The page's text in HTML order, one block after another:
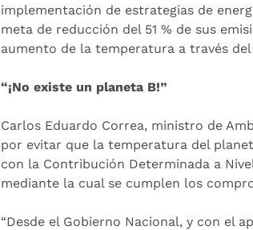
implementación de estrategias de
meta de reducción del 51 % de sus
aumento de la temperatura a través
“¡No existe un planeta B!”
Carlos Eduardo Correa, ministro de
por evitar que la temperatura del
con la Contribución Determinada a
mediante la cual se cumplen los
“Desde el Gobierno Nacional, y con el